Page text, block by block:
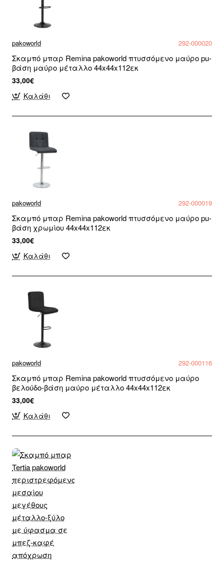
pakoworld 292-000020
Σκαμπό μπαρ Remina pakoworld πτυσσόμενο μαύρο pu-
βάση μαύρο μέταλλο 44x44x112εκ
33,00€
Καλάθι
pakoworld 292-000019
Σκαμπό μπαρ Remina pakoworld πτυσσόμενο μαύρο pu-
βάση χρωμίου 44x44x112εκ
33,00€
Καλάθι
pakoworld 292-000116
Σκαμπό μπαρ Remina pakoworld πτυσσόμενο μαύρο
βελούδο-βάση μαύρο μέταλλο 44x44x112εκ
33,00€
Καλάθι